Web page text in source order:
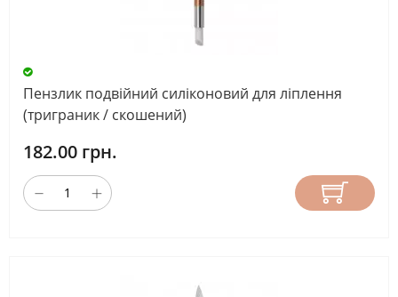
Пензлик подвійний силіконовий для ліплення
(триграник / скошений)
182.00 грн.